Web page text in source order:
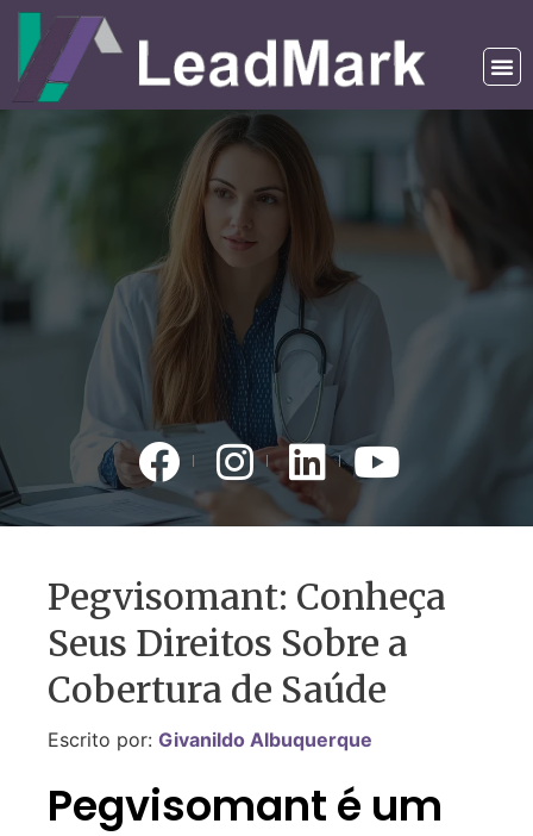
Pegvisomant: Conheça
Seus Direitos Sobre a
Cobertura de Saúde
Escrito por: Givanildo Albuquerque
Pegvisomant é um